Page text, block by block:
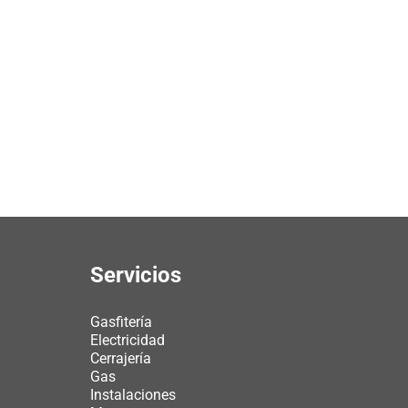
Servicios
Gasfitería
Electricidad
Cerrajería
Gas
Instalaciones